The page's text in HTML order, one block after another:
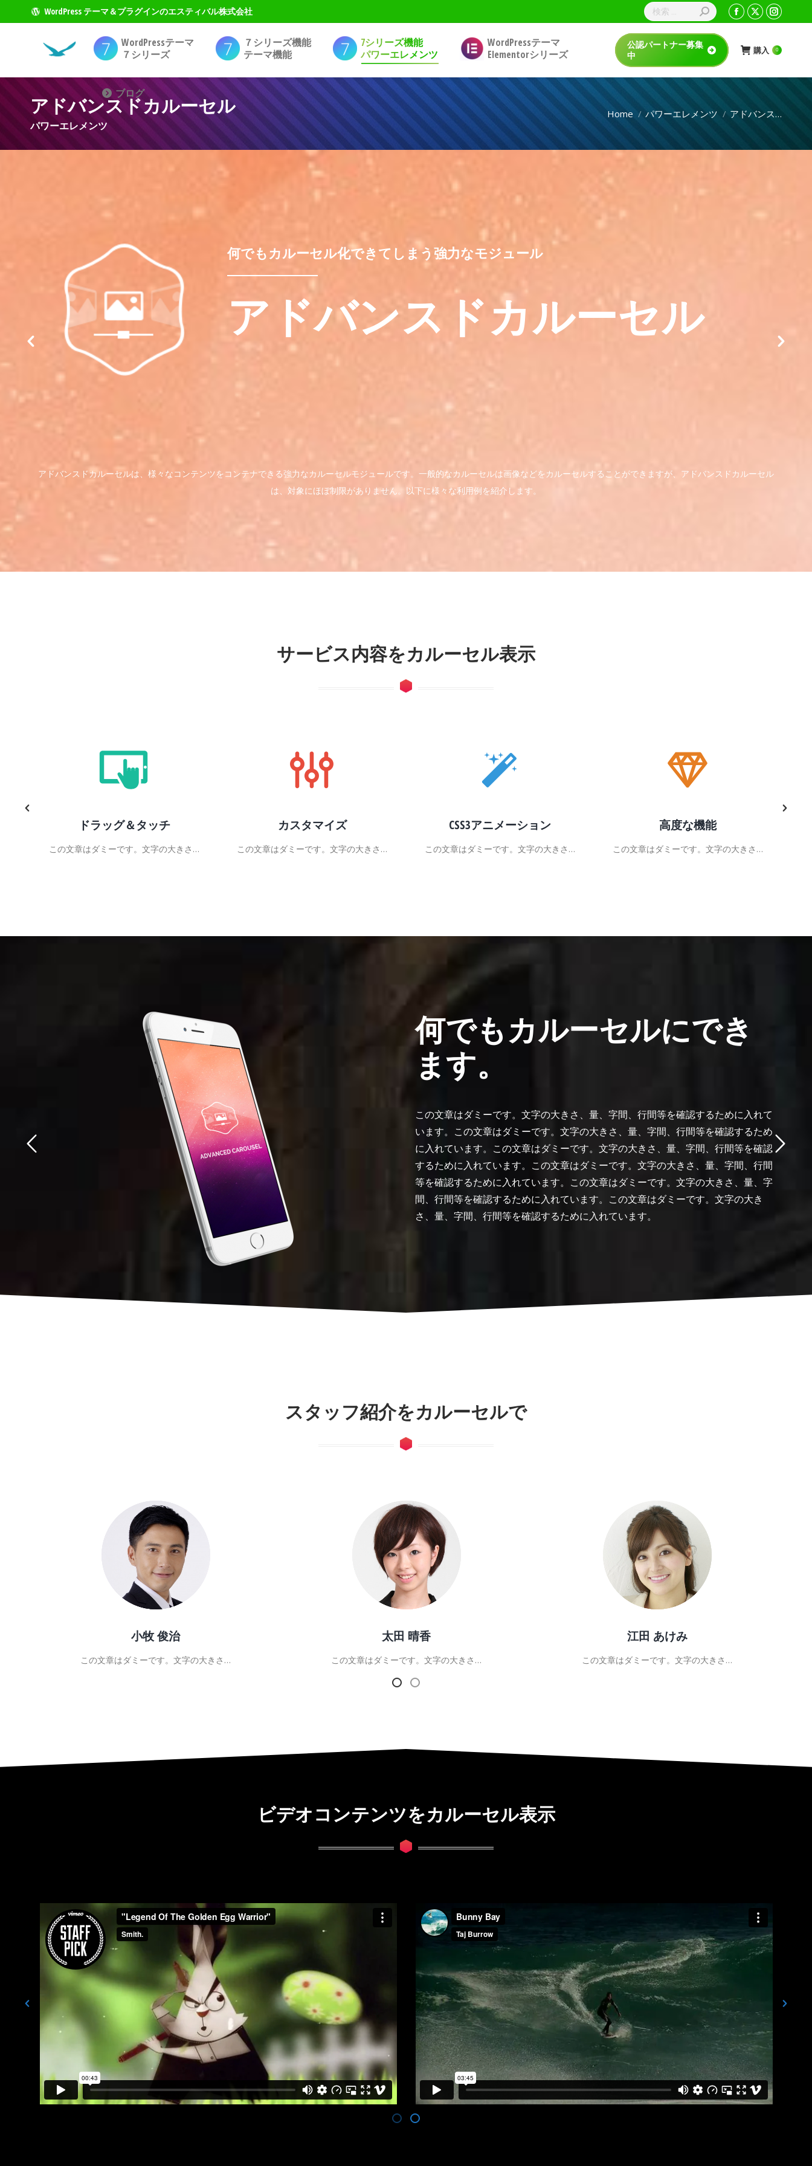
WordPress テーマ＆プラグインのエスティバル株式会社
検
索:
Facebook
opens
new
X
opens
new
opens
new
WordPressテーマ
７シリーズ
７シリーズ機能
テーマ機能
7シリーズ機能
パワーエレメンツ
WordPressテーマ
Elementorシリーズ
ブログ
公認パートナー募集
中
購入 0
アドバンスドカルーセル
パワーエレメンツ
現在地: Home パワーエレメンツ アドバンス…
何でもカルーセル化できてしまう強力なモジュール
アドバンスドカルーセル
アドバンスドカルーセルは、様々なコンテンツをコンテナできる強力なカルーセルモジュールです。一般的なカルーセルは画像などをカルーセルすることができますが、アドバンスドカルーセル
は、対象にほぼ制限がありません。以下に様々な利用例を紹介します。
サービス内容をカルーセル表示
ドラッグ＆タッチ
この文章はダミーです。文字の大きさ…
カスタマイズ
この文章はダミーです。文字の大きさ…
CSS3アニメーション
この文章はダミーです。文字の大きさ…
高度な機能
この文章はダミーです。文字の大きさ…
何でもカルーセルにでき
ます。
この文章はダミーです。文字の大きさ、量、字間、行間等を確認するために入れて
います。この文章はダミーです。文字の大きさ、量、字間、行間等を確認するため
に入れています。この文章はダミーです。文字の大きさ、量、字間、行間等を確認
するために入れています。この文章はダミーです。文字の大きさ、量、字間、行間
等を確認するために入れています。この文章はダミーです。文字の大きさ、量、字
間、行間等を確認するために入れています。この文章はダミーです。文字の大き
さ、量、字間、行間等を確認するために入れています。
スタッフ紹介をカルーセルで
檜山 誠人
この文章はダミーです。文字の大きさ…
阿南 恵里佳
この文章はダミーです。文字の大きさ…
越田 義正
この文章はダミーです。文字の大きさ…
ビデオコンテンツをカルーセル表示